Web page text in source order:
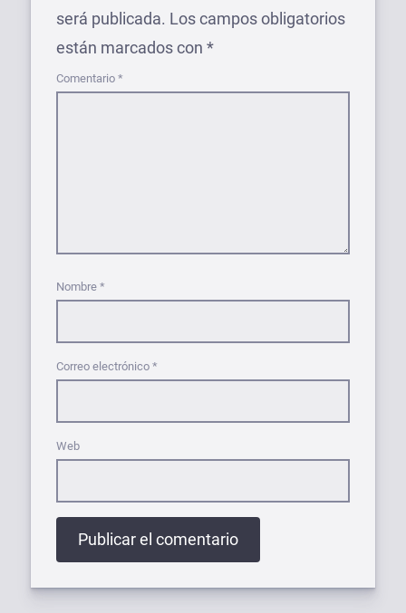
será publicada. Los campos obligatorios
están marcados con *
Comentario *
Nombre *
Correo electrónico *
Web